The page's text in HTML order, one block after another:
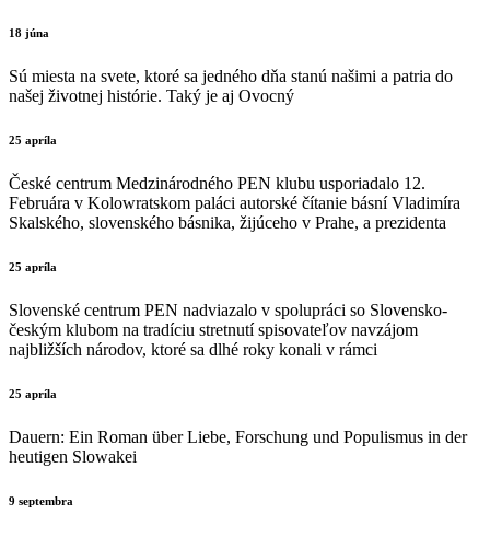
18 júna
Sú miesta na svete, ktoré sa jedného dňa stanú našimi a patria do
našej životnej histórie. Taký je aj Ovocný
25 apríla
České centrum Medzinárodného PEN klubu usporiadalo 12.
Februára v Kolowratskom paláci autorské čítanie básní Vladimíra
Skalského, slovenského básnika, žijúceho v Prahe, a prezidenta
25 apríla
Slovenské centrum PEN nadviazalo v spolupráci so Slovensko-
českým klubom na tradíciu stretnutí spisovateľov navzájom
najbližších národov, ktoré sa dlhé roky konali v rámci
25 apríla
Dauern: Ein Roman über Liebe, Forschung und Populismus in der
heutigen Slowakei
9 septembra